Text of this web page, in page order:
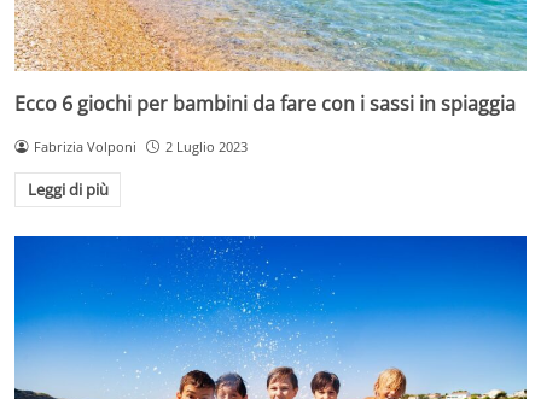
Ecco 6 giochi per bambini da fare con i sassi in spiaggia
Fabrizia Volponi 2 Luglio 2023
Leggi di più